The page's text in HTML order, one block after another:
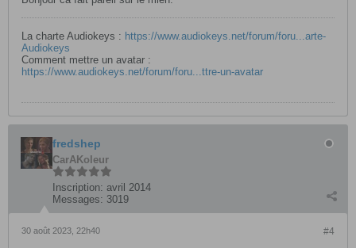
La charte Audiokeys : https://www.audiokeys.net/forum/foru...arte-
Audiokeys
Comment mettre un avatar :
https://www.audiokeys.net/forum/foru...ttre-un-avatar
fredshep
CarAKoleur
Inscription: avril 2014
Messages: 3019
#4
30 août 2023, 22h40